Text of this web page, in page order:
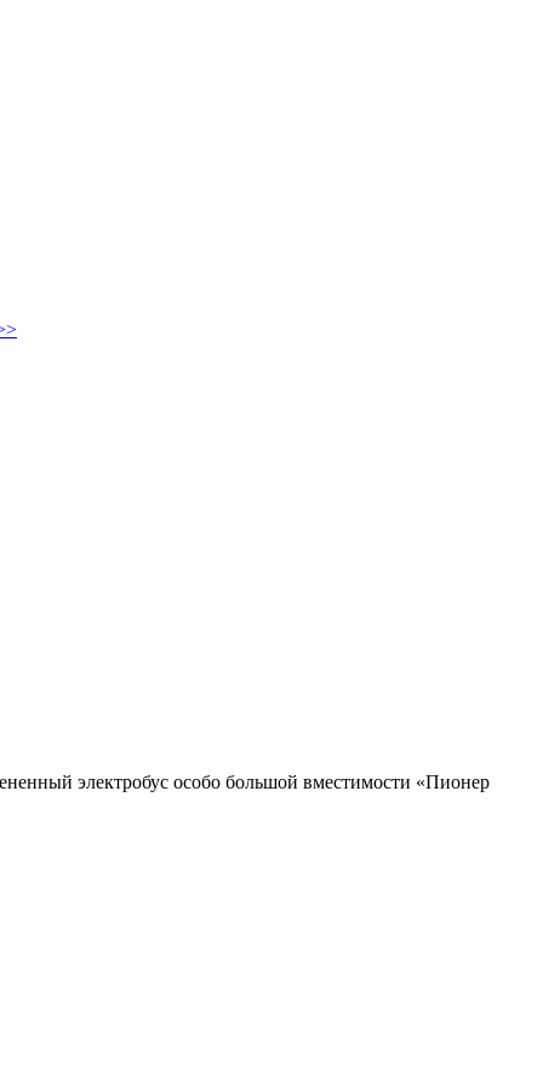
электробус особо большой вместимости «Пионер